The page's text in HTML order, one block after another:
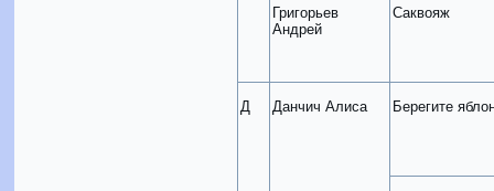
Григорьев
Андрей
Саквояж
Д Данчич Алиса Берегите